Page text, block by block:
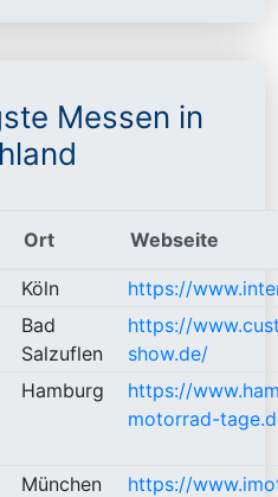
Messen in
Ort Webseite
Köln
https://
Bad
Salzuflen
https://
show.de/
Hamburg
https://
motorrad-
München https://